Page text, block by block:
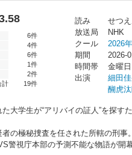
6件
4件
6件
1件
2件
計
19件
読み
せつ
放送局
NHK
クール
2026
期間
2026-
時間帯
金曜
出演
細田
醐虎
大学生が“アリバイの証人”を探す
の極秘捜査を任された所轄の刑事。
警視庁本部の予測不能な物語が開